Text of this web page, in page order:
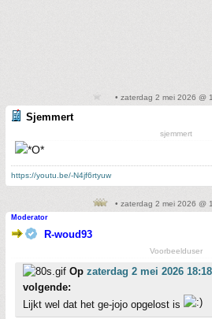
• zaterdag 2 mei 2026 @
Sjemmert
sjemmert
https://youtu.be/-N4jf6rtyuw
• zaterdag 2 mei 2026 @
Moderator
R-woud93
Voorbeelduser
Op zaterdag 2 mei 2026 18:18
volgende:
Lijkt wel dat het ge-jojo opgelost is